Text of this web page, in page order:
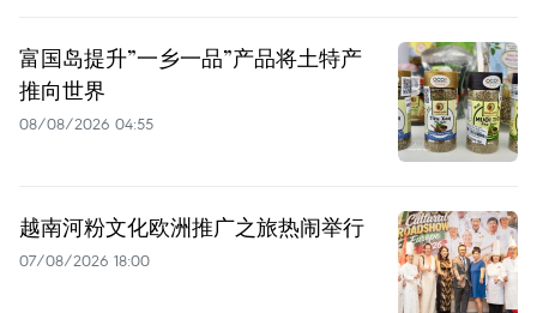
富国岛提升”一乡一品”产品将土特产
推向世界
08/08/2026 04:55
越南河粉文化欧洲推广之旅热闹举行
07/08/2026 18:00